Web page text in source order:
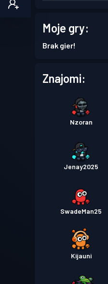
Przepustka
4
Przepustka
Moje gry:
Brak gier!
Znajomi:
Nzoran
Jenay2025
SwadeMan25
Kijauni